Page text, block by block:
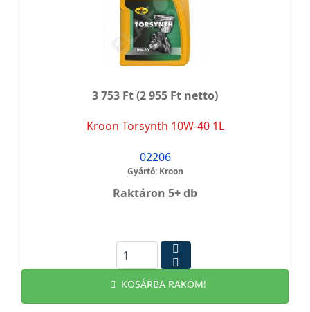
3 753 Ft(2 955 Ft netto)
Kroon Torsynth 10W-40 1L
02206
Gyártó: Kroon
Raktáron 5+ db
KOSÁRBA RAKOM!